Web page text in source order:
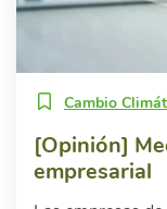
Cambio
[Opinión]
empresarial